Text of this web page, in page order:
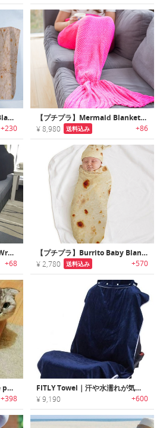
【プチプラ】Burritos Taco Blanket｜リアルなブリトータコスプリントブランケット
+230
【プチプラ】Mermaid Blanket｜足元を暖かく包み込むマーメイドブランケット
¥ 8,980 送料込み +86
【プチプラ】Fish Skeleton Wrap｜ハロウィンに最適なマーメイド骨格標本ブランケット
+68
【プチプラ】Burrito Baby Blanket｜食べたくなるほどキュートなハット付きベビーブリトーブランケット
¥ 2,780 送料込み +570
【プチプラ】Cute Omelette pet Blanket｜超リアルな目玉焼きプリントペット用ブランケット
+398
FITLY Towel｜汗や水濡れが気になる時に最適な防水シートプロテクター
¥ 9,190 +600